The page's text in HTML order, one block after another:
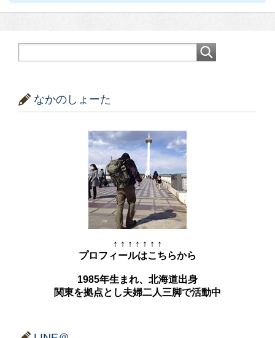
なかのしょーた
↑ ↑ ↑ ↑ ↑ ↑ ↑
プロフィールはこちらから
1985年生まれ、北海道出身
関東を拠点とし夫婦二人三脚で活動中